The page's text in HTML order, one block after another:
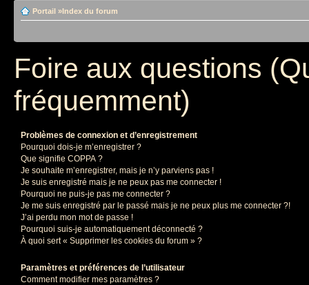
Portail »Index du forum
Foire aux questions
fréquemment)
Problèmes de connexion et d’enregistrement
Pourquoi dois-je m’enregistrer ?
Que signifie COPPA ?
Je souhaite m’enregistrer, mais je n’y parviens pas !
Je suis enregistré mais je ne peux pas me connecter !
Pourquoi ne puis-je pas me connecter ?
Je me suis enregistré par le passé mais je ne peux plus me connecter ?!
J’ai perdu mon mot de passe !
Pourquoi suis-je automatiquement déconnecté ?
À quoi sert « Supprimer les cookies du forum » ?
Paramètres et préférences de l’utilisateur
Comment modifier mes paramètres ?